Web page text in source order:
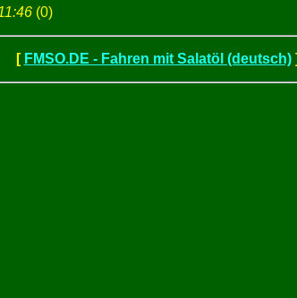
(0)
[ FMSO.DE - Fahren mit Salatöl (deutsch)]